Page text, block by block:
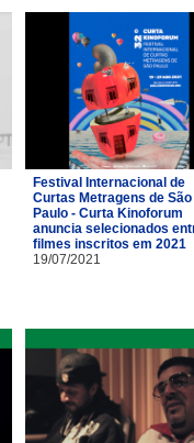
Festival Internacional de
Curtas Metragens de São
Paulo - Curta Kinoforum
anuncia selecionados
filmes inscritos em 2021
19/07/2021